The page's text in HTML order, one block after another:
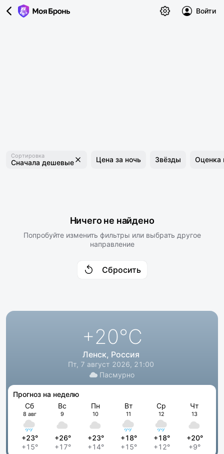
Войти
Сортировка
Сначала дешевые Цена за ночь Звёзды Оценка
Ничего не найдено
Попробуйте изменить фильтры или выбрать другое
направление
Сбросить
+20°C
Ленск, Россия
Пт, 7 август 2026, 21:00
Пасмурно
Прогноз на неделю
Сб
8 авг
+23°
+15°
Вс
9
+26°
+17°
Пн
10
+23°
+14°
Вт
11
+18°
+15°
Ср
12
+18°
+12°
Чт
13
+20°
+9°